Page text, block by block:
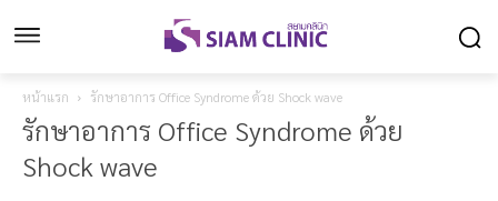
หน้าแรก รักษาอาการ Office Syndrome ด้วย Shock wave
รักษาอาการ Office Syndrome ด้วย
Shock wave